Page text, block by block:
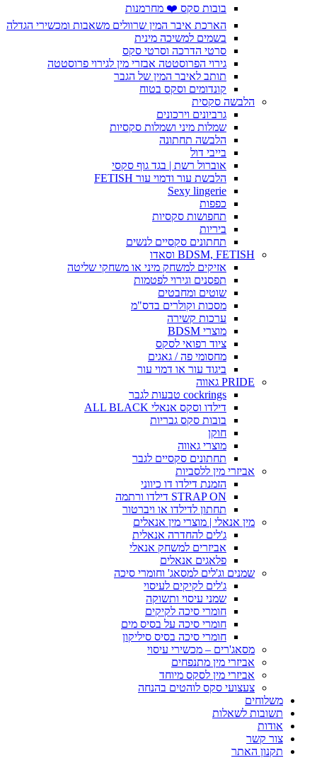
בובות סקס ❤️ מחרמנות
הארכת איבר המין שרוולים משאבות ומכשירי הגדלה
בשמים למשיכה מינית
סרטי הדרכה וסרטי סקס
גירוי הפרוסטטה אבזרי מין לגירוי פרוסטטה
תותב לאיבר המין של הגבר
קונדומים וסקס בטוח
הלבשה סקסית
גרביונים וירכונים
שמלות מיני ושמלות סקסיות
הלבשה תחתונה
בייבי דול
אוברול רשת | בגד גוף סקסי
הלבשת עור ודמוי עור FETISH
Sexy lingerie
כפפות
תחפושות סקסיות
ביריות
תחתונים סקסיים לנשים
BDSM, FETISH וסאדו
אזיקים למשחק מיני או משחקי שליטה
תפסנים וגירוי לפטמות
שוטים ומחבטים
מסכות וקולרים בדס"מ
ערכות קשירה
מוצרי BDSM
ציוד רפואי לסקס
מחסומי פה / גאגים
ביגוד עור או דמוי עור
PRIDE גאווה
cockrings טבעות לגבר
דילדו וסקס אנאלי ALL BLACK
בובות סקס גבריות
חוקן
מוצרי גאווה
תחתונים סקסיים לגבר
אביזרי מין ללסביות
הזמנת דילדו דו כיווני
STRAP ON דילדו ורתמה
תחתון לדילדו או ויברטור
מין אנאלי | מוצרי מין אנאלים
ג'לים להחדרה אנאלית
אביזרים למשחק אנאלי
פלאגים אנאלים
שמנים וג'לים למסאג' וחומרי סיכה
ג'לים לקיקים לעיסוי
שמני עיסוי ותשוקה
חומרי סיכה לקיקים
חומרי סיכה על בסיס מים
חומרי סיכה בסיס סיליקון
מסאג'רים – מכשירי עיסוי
אביזרי מין מתנפחים
אביזרי מין לסקס מיוחד
צעצועי סקס לוהטים בהנחה
משלוחים
תשובות לשאלות
אודות
צור קשר
תקנון האתר